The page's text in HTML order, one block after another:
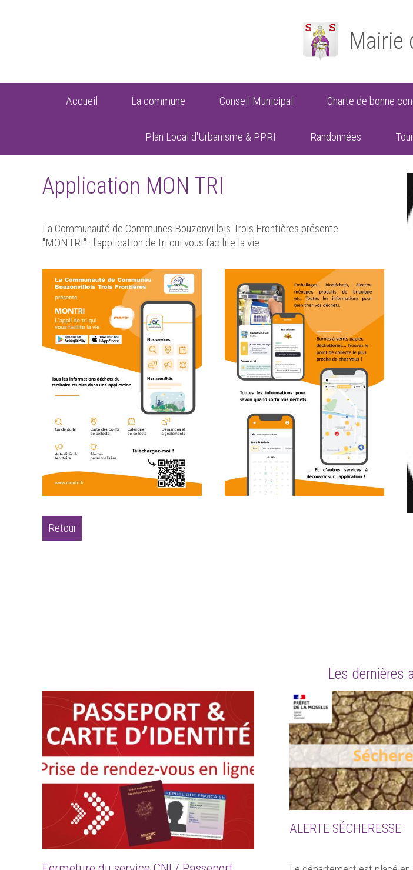
Mairie
Accueil La commune Conseil Municipal Charte de bonne
Plan Local d'Urbanisme & PPRI Randonnées
Application MON TRI
La Communauté de Communes Bouzonvillois Trois Frontières présente
"MONTRI" : l'application de tri qui vous facilite la vie
Retour
Les dernières
ALERTE SÉCHERESSE